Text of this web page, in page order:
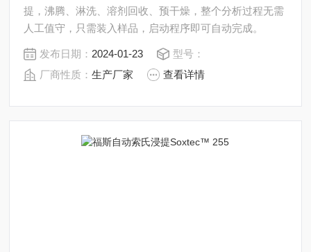
提，沸腾、淋洗、溶剂回收、预干燥，整个分析过程无需
人工值守，只需装入样品，启动程序即可自动完成。
发布日期： 2024-01-23
型号：
厂商性质：生产厂家 查看详情